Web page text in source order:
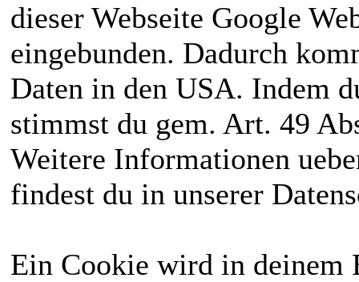
dieser Webseite Google
eingebunden. Dadurch
Daten in den USA. Indem
stimmst du gem. Art. 49
Weitere Informationen
findest du in unserer
Ein Cookie wird in deinem